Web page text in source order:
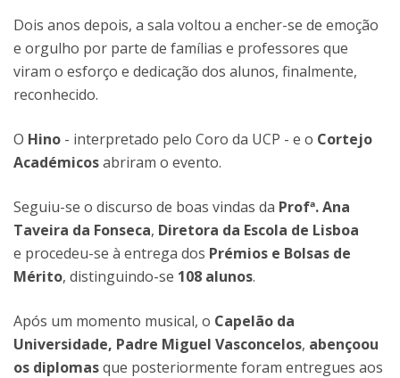
Dois anos depois, a sala voltou a encher-se de emoção
e orgulho por parte de famílias e professores que
viram o esforço e dedicação dos alunos, finalmente,
reconhecido.
O Hino - interpretado pelo Coro da UCP - e o Cortejo
Académicosabriram o evento.
Seguiu-se o discurso de boas vindas da Profª. Ana
Taveira da Fonseca, Diretora da Escola de Lisboa
e procedeu-se à entrega dos Prémios e Bolsas de
Mérito, distinguindo-se 108 alunos.
Após um momento musical, o Capelão da
Universidade, Padre Miguel Vasconcelos, abençoou
os diplomasque posteriormente foram entregues aos